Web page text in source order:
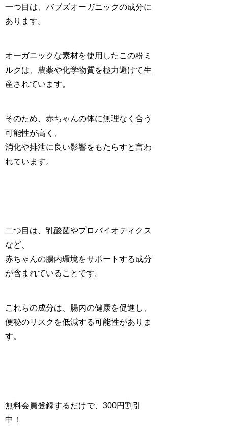
一つ目は、バブズオーガニックの成分に
あります。
オーガニックな素材を使用したこの粉ミ
ルクは、 農薬や化学物質を極力避けて生
産されています。
そのため、赤ちゃんの体に無理なく合う
可能性が高く、
消化や排泄に良い影響をもたらすと言わ
れています。
二つ目は、乳酸菌やプロバイオティクス
など、
赤ちゃんの腸内環境をサポートする成分
が含まれていることです。
これらの成分は、 腸内の健康を促進し、
便秘のリスクを低減する可能性がありま
す。
無料会員登録するだけで、300円割引
中！